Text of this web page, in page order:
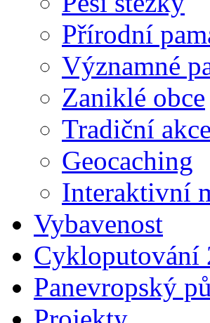
Přírodní
Významné
Zaniklé obce
Tradiční akce
Geocaching
Interaktivní
Vybavenost
Cykloputování
Panevropský